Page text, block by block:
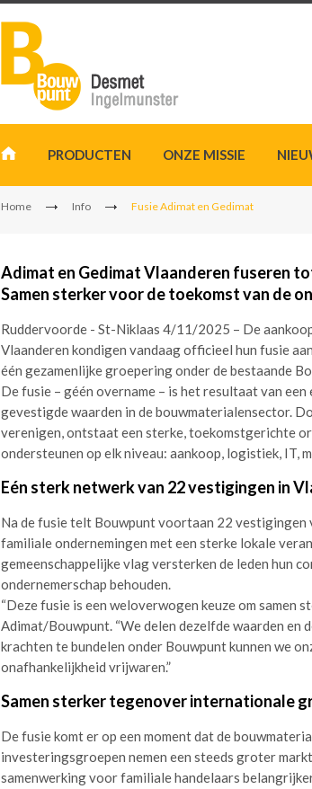
PRODUCTEN ONZE MISSIE
Home Info Fusie Adimat en Gedimat
Adimat en Gedimat Vlaanderen fuseren
Samen sterker voor de toekomst van de
Ruddervoorde - St-Niklaas 4/11/2025 – De
Vlaanderen kondigen vandaag officieel hun fusie
één gezamenlijke groepering onder de bestaande
De fusie – géén overname – is het resultaat van
gevestigde waarden in de bouwmaterialensector.
verenigen, ontstaat een sterke, toekomstgerichte
ondersteunen op elk niveau: aankoop, logistiek, IT,
Eén sterk netwerk van 22 vestigingen in
Na de fusie telt Bouwpunt voortaan 22
familiale ondernemingen met een sterke lokale
gemeenschappelijke vlag versterken de leden hun
ondernemerschap behouden.
“Deze fusie is een weloverwogen keuze om samen
Adimat/Bouwpunt. “We delen dezelfde waarden en
krachten te bundelen onder Bouwpunt kunnen we
onafhankelijkheid vrijwaren.”
Samen sterker tegenover internationale
De fusie komt er op een moment dat de
investeringsgroepen nemen een steeds groter
samenwerking voor familiale handelaars